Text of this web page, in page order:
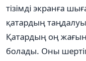
тізімді экранға
қатардың таңдалуы
Қатардың оң
болады. Оны